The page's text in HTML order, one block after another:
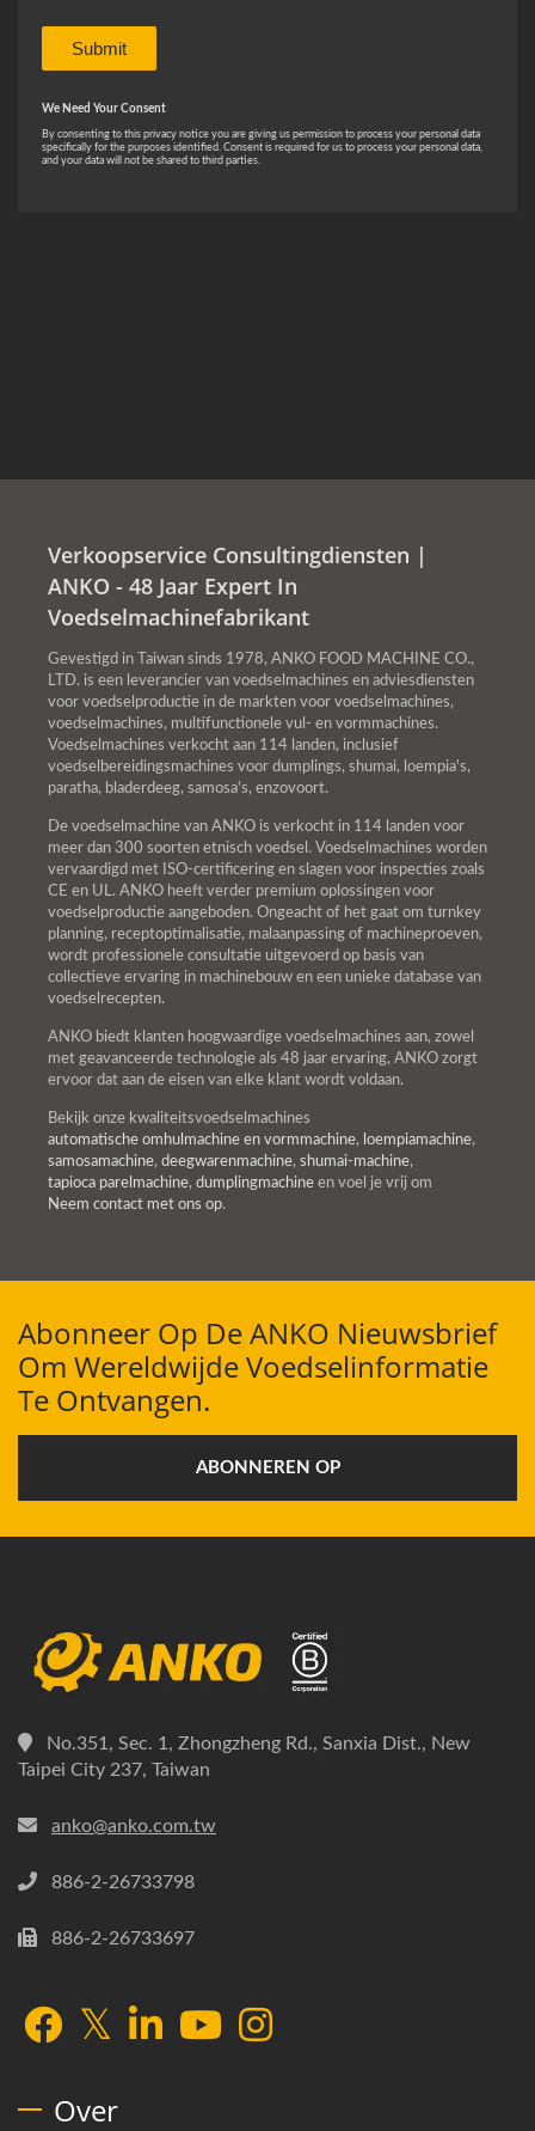
Verkoopservice Consultingdiensten |
ANKO - 48 Jaar Expert In
Voedselmachinefabrikant
Gevestigd in Taiwan sinds 1978, ANKO FOOD MACHINE CO.,
LTD. is een leverancier van voedselmachines en adviesdiensten
voor voedselproductie in de markten voor voedselmachines,
voedselmachines, multifunctionele vul- en vormmachines.
Voedselmachines verkocht aan 114 landen, inclusief
voedselbereidingsmachines voor dumplings, shumai, loempia's,
paratha, bladerdeeg, samosa's, enzovoort.
De voedselmachine van ANKO is verkocht in 114 landen voor
meer dan 300 soorten etnisch voedsel. Voedselmachines worden
vervaardigd met ISO-certificering en slagen voor inspecties zoals
CE en UL. ANKO heeft verder premium oplossingen voor
voedselproductie aangeboden. Ongeacht of het gaat om turnkey
planning, receptoptimalisatie, malaanpassing of machineproeven,
wordt professionele consultatie uitgevoerd op basis van
collectieve ervaring in machinebouw en een unieke database van
voedselrecepten.
ANKO biedt klanten hoogwaardige voedselmachines aan, zowel
met geavanceerde technologie als 48 jaar ervaring, ANKO zorgt
ervoor dat aan de eisen van elke klant wordt voldaan.
Bekijk onze kwaliteitsvoedselmachines
automatische omhulmachine en vormmachine, loempiamachine,
samosamachine, deegwarenmachine, shumai-machine,
tapioca parelmachine, dumplingmachine en voel je vrij om
Neem contact met ons op.
Abonneer Op De ANKO Nieuwsbrief
Om Wereldwijde Voedselinformatie
Te Ontvangen.
ABONNEREN OP
No.351, Sec. 1, Zhongzheng Rd., Sanxia Dist., New
Taipei City 237, Taiwan
anko@anko.com.tw
886-2-26733798
886-2-26733697
Over